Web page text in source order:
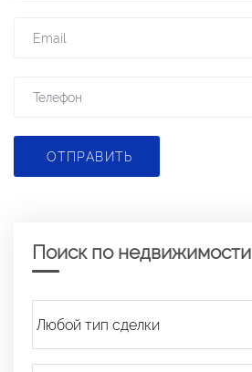
ОТПРАВИТЬ
Поиск по недвижимости